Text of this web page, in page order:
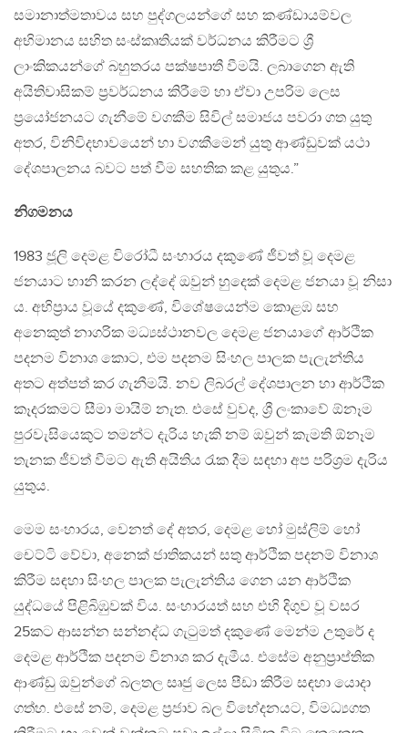
සමානාත්මතාවය සහ පුද්ගලයන්ගේ සහ කණ්ඩායම්වල
අභිමානය සහිත සංස්කෘතියක් වර්ධනය කිරීමට ශ්‍රී
ලාංකිකයන්ගේ බහුතරය පක්ෂපාතී වීමයි. ලබාගෙන ඇති
අයිතිවාසිකම් ප්‍රවර්ධනය කිරීමේ හා ඒවා උපරිම ලෙස
ප්‍රයෝජනයට ගැනීමේ වගකීම සිවිල් සමාජය පවරා ගත යුතු
අතර, විනිවිදභාවයෙන් හා වගකීමෙන් යුතු ආණ්ඩුවක් යථා
දේශපාලනය බවට පත් වීම සහතික කළ යුතුය.”
නිගමනය
1983 ජූලි දෙමළ විරෝධී සංහාරය දකුණේ ජීවත් වූ දෙමළ
ජනයාට හානි කරන ලද්දේ ඔවුන් හුදෙක් දෙමළ ජනයා වූ නිසා
ය. අභිප්‍රාය වූයේ දකුණේ, විශේෂයෙන්ම කොළඹ සහ
අනෙකුත් නාගරික මධ්‍යස්ථානවල දෙමළ ජනයාගේ ආර්ථික
පදනම විනාශ කොට, එම පදනම සිංහල පාලක පැලැන්තිය
අතට අත්පත් කර ගැනීමයි. නව ලිබරල් දේශපාලන හා ආර්ථික
කෑදරකමට සීමා මායිම් නැත. එසේ වුවද, ශ්‍රී ලංකාවේ ඕනෑම
පුරවැසියෙකුට තමන්ට දැරිය හැකි නම් ඔවුන් කැමති ඕනෑම
තැනක ජීවත් වීමට ඇති අයිතිය රැක දීම සඳහා අප පරිශ්‍රම දැරිය
යුතුය.
මෙම සංහාරය, වෙනත් දේ අතර, දෙමළ හෝ මුස්ලිම් හෝ
චෙට්ටි වේවා, අනෙක් ජාතිකයන් සතු ආර්ථික පදනම් විනාශ
කිරීම සඳහා සිංහල පාලක පැලැන්තිය ගෙන යන ආර්ථික
යුද්ධයේ පිළිබිඹුවක් විය. සංහාරයත් සහ එහි දිගුව වූ වසර
25කට ආසන්න සන්නද්ධ ගැටුමත් දකුණේ මෙන්ම උතුරේ ද
දෙමළ ආර්ථික පදනම විනාශ කර දැමීය. එසේම අනුප්‍රාප්තික
ආණ්ඩු ඔවුන්ගේ බලතල සෘජු ලෙස පීඩා කිරීම සඳහා යොදා
ගත්හ. එසේ නම්, දෙමළ ප්‍රජාව බල විභේදනයට, විමධ්‍යගත